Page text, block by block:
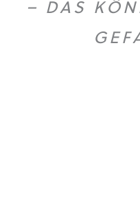
– DAS